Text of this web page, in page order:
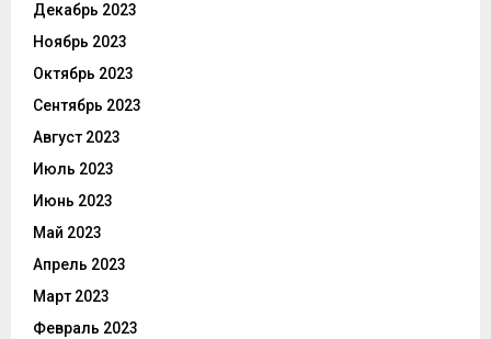
Декабрь 2023
Ноябрь 2023
Октябрь 2023
Сентябрь 2023
Август 2023
Июль 2023
Июнь 2023
Май 2023
Апрель 2023
Март 2023
Февраль 2023